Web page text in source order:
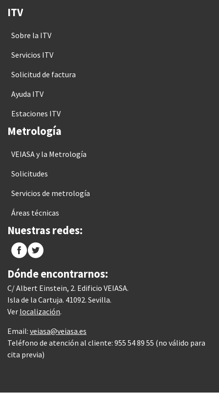
ITV
Sobre la ITV
Servicios ITV
Solicitud de factura
Ayuda ITV
Estaciones ITV
Metrología
VEIASA y la Metrología
Solicitudes
Servicios de metrología
Áreas técnicas
Nuestras redes:
Dónde encontrarnos:
C/ Albert Einstein, 2. Edificio VEIASA.
Isla de la Cartuja. 41092. Sevilla.
Ver localización.
Email: veiasa@veiasa.es
Teléfono de atención al cliente: 955 54 89 55 (no válido para
cita previa)